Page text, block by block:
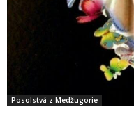
Posolstvá z Medžugorie